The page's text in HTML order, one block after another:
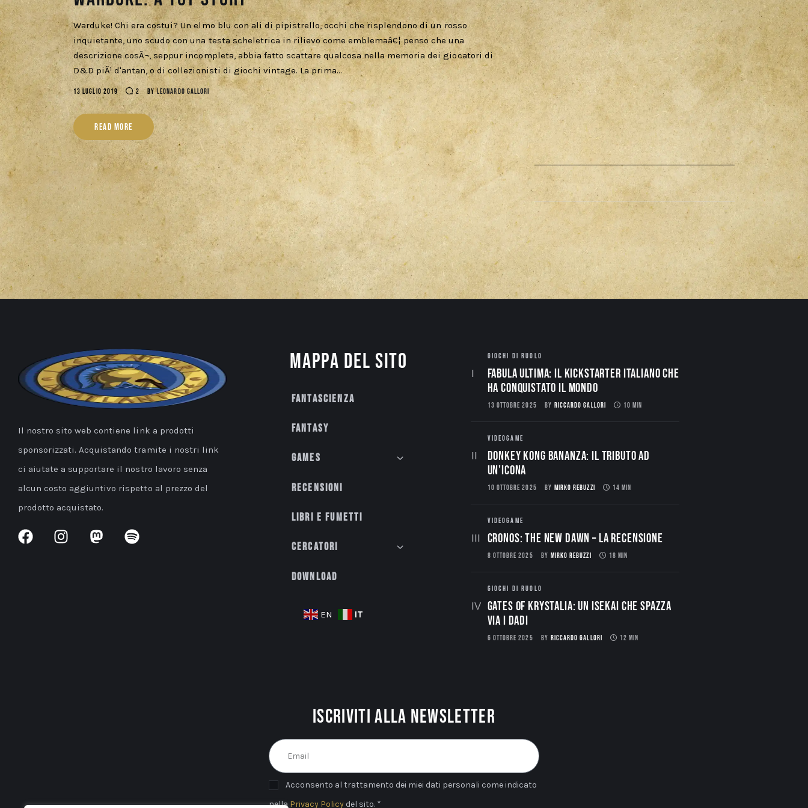
Warduke! Chi era costui? Un elmo blu con ali di pipistrello, occhi che risplendono di un rosso
inquietante, uno scudo con una testa scheletrica in rilievo come emblemaâ€¦ penso che una
descrizione cosÃ¬, seppur incompleta, abbia fatto scattare qualcosa nella memoria dei giocatori di
D&D piÃ¹ d'antan, o di collezionisti di giochi vintage. La prima…
13 LUGLIO 2019 2 BY LEONARDO GALLORI
READ MORE
Il nostro sito web contiene link a prodotti
sponsorizzati. Acquistando tramite i nostri link
ci aiutate a supportare il nostro lavoro senza
alcun costo aggiuntivo rispetto al prezzo del
prodotto acquistato.
Mappa del sito
Fantascienza
Fantasy
Games
Recensioni
Libri e fumetti
Cercatori
Download
EN IT
GIOCHI DI RUOLO
Fabula Ultima: il Kickstarter italiano che
ha conquistato il mondo
13 OTTOBRE 2025 BY RICCARDO GALLORI 10 MIN
VIDEOGAME
Donkey Kong Bananza: Il Tributo ad
un’Icona
10 OTTOBRE 2025 BY MIRKO REBUZZI 14 MIN
VIDEOGAME
CRONOS: THE NEW DAWN – La Recensione
8 OTTOBRE 2025 BY MIRKO REBUZZI 18 MIN
GIOCHI DI RUOLO
Gates of Krystalia: Un Isekai che spazza
via i dadi
6 OTTOBRE 2025 BY RICCARDO GALLORI 12 MIN
Iscriviti alla newsletter
Acconsento al trattamento dei miei dati personali come indicato
nella Privacy Policy del sito. *